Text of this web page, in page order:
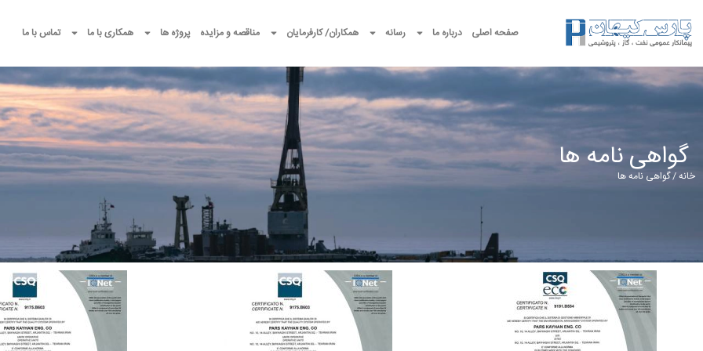
صفحه اصلی درباره ما رسانه همکاران/ کارفرمایان مناقصه و مزایده پروژه ها همکاری با ما تماس با ما
گواهی نامه ها
خانه/ گواهی نامه ها